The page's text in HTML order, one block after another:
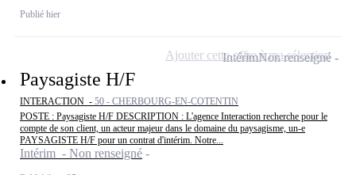
Publié hier
Paysagiste H/F
INTERACTION - 50 - CHERBOURG-EN-COTENTIN
POSTE : Paysagiste H/F DESCRIPTION : L'agence Interaction recherche pour le
compte de son client, un acteur majeur dans le domaine du paysagisme, un-e
PAYSAGISTE H/F pour un contrat d'intérim. Notre...
Intérim - Non renseigné
IntérimNon renseigné
Ajouter cette offre à ma sélection